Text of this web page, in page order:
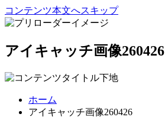
コンテンツ本文へスキップ
アイキャッチ画像260426
ホーム
アイキャッチ画像260426